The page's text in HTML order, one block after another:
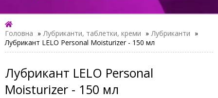
Головна » Лубриканти, таблетки, креми » Лубриканти »
Лубрикант LELO Personal Moisturizer - 150 мл
Лубрикант LELO Personal
Moisturizer - 150 мл